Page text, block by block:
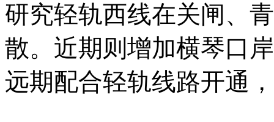
研究轻轨西线在关闸、
散。近期则增加横琴口
远期配合轻轨线路开通